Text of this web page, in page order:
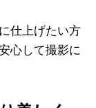
仕上げたい方
心して撮影に